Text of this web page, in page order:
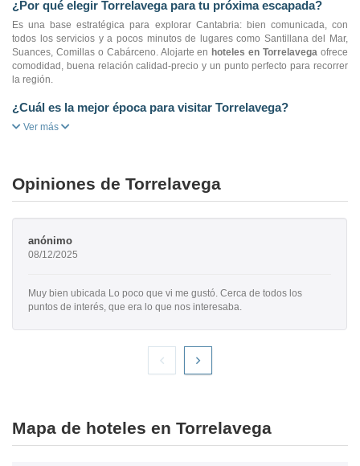
¿Por qué elegir Torrelavega para tu próxima escapada?
Es una base estratégica para explorar Cantabria: bien comunicada, con
todos los servicios y a pocos minutos de lugares como Santillana del Mar,
Suances, Comillas o Cabárceno. Alojarte en hoteles en Torrelavega ofrece
comodidad, buena relación calidad-precio y un punto perfecto para recorrer
la región.
¿Cuál es la mejor época para visitar Torrelavega?
Ver más
Opiniones de Torrelavega
anónimo
08/12/2025
Muy bien ubicada Lo poco que vi me gustó. Cerca de todos los
puntos de interés, que era lo que nos interesaba.
Mapa de hoteles en Torrelavega